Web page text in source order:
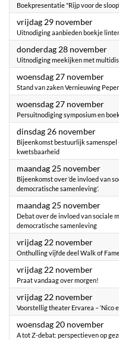
Boekpresentatie "Rijp voor de
vrijdag 29 november2024
Uitnodiging aanbieden boekje
donderdag 28 november
Uitnodiging meekijken met
woensdag 27 november2024
Stand van zaken Vernieuwing
woensdag 27 november2024
Persuitnodiging symposium en
dinsdag 26 november2024
Bijeenkomst bestuurlijk
kwetsbaarheid
maandag 25 november2024
Bijeenkomst over ‘de invloed van
democratische samenleving’.
maandag 25 november2024
Debat over de invloed van sociale
democratische samenleving
vrijdag 22 november2024
Onthulling vijfde deel Walk of
vrijdag 22 november2024
Praat vandaag over morgen!
vrijdag 22 november2024
Voorstellig theater Ervarea – ‘Nico
woensdag 20 november2024
A tot Z-debat: perspectieven op